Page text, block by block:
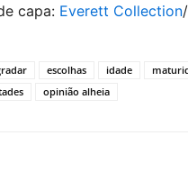
capa: Everett Collection
escolhas idade
opinião alheia